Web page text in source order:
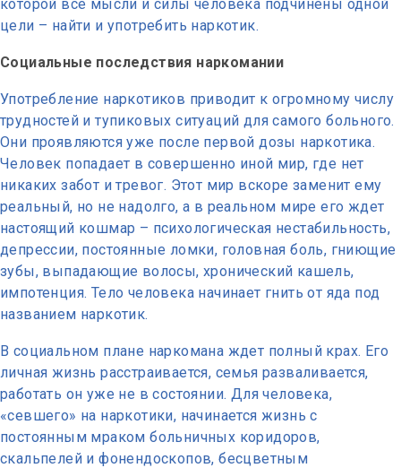
которой все мысли и силы человека подчинены одной
цели – найти и употребить наркотик.
Социальные последствия наркомании
Употребление наркотиков приводит к огромному числу
трудностей и тупиковых ситуаций для самого больного.
Они проявляются уже после первой дозы наркотика.
Человек попадает в совершенно иной мир, где нет
никаких забот и тревог. Этот мир вскоре заменит ему
реальный, но не надолго, а в реальном мире его ждет
настоящий кошмар – психологическая нестабильность,
депрессии, постоянные ломки, головная боль, гниющие
зубы, выпадающие волосы, хронический кашель,
импотенция. Тело человека начинает гнить от яда под
названием наркотик.
В социальном плане наркомана ждет полный крах. Его
личная жизнь расстраивается, семья разваливается,
работать он уже не в состоянии. Для человека,
«севшего» на наркотики, начинается жизнь с
постоянным мраком больничных коридоров,
скальпелей и фонендоскопов, бесцветным